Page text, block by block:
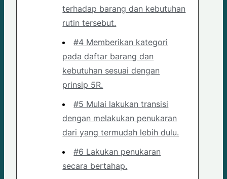
terhadap barang dan kebutuhan
rutin tersebut.
#4 Memberikan kategori
pada daftar barang dan
kebutuhan sesuai dengan
prinsip 5R.
#5 Mulai lakukan transisi
dengan melakukan penukaran
dari yang termudah lebih dulu.
#6 Lakukan penukaran
secara bertahap.